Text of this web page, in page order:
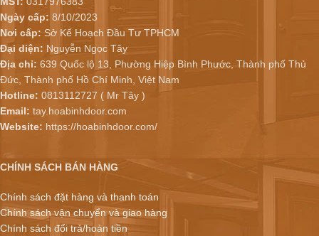
Ngày cấp: 8/10/2023
Nơi cấp: Sở Kế Hoạch Đầu Tư TPHCM
Đại diện: Nguyễn Ngọc Tây
Địa chỉ: 639 Quốc lộ 13, Phường Hiệp Bình Phước, Thành phố Thủ
Đức, Thành phố Hồ Chí Minh, Việt Nam
Hotline: 0813112727 ( Mr Tây )
Email: tay.hoabinhdoor.com
Website: https://hoabinhdoor.com/
CHÍNH SÁCH BÁN HÀNG
Chính sách đặt hàng và thanh toán
Chính sách vận chuyển và giao hàng
Chính sách đổi trả/hoàn tiền